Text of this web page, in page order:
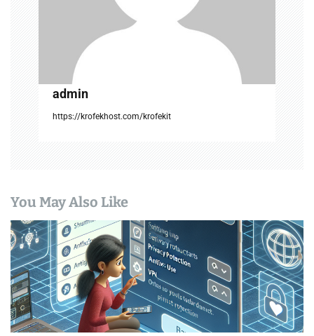
admin
https://krofekhost.com/krofekit
You May Also Like